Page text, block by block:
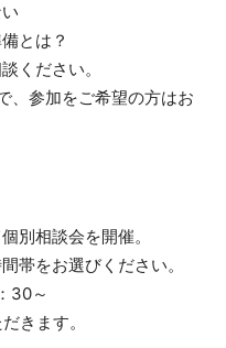
とは？
ください。
、参加をご希望の方はお
別相談会を開催。
帯をお選びください。
～
きます。